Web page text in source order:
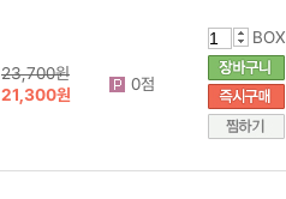
23,700원
21,300원
0점
BOX